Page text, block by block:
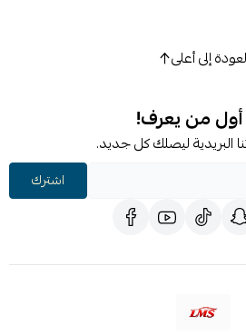
إلى أعلى
من يعرف!
البريدية ليصلك كل جديد.
اشترك